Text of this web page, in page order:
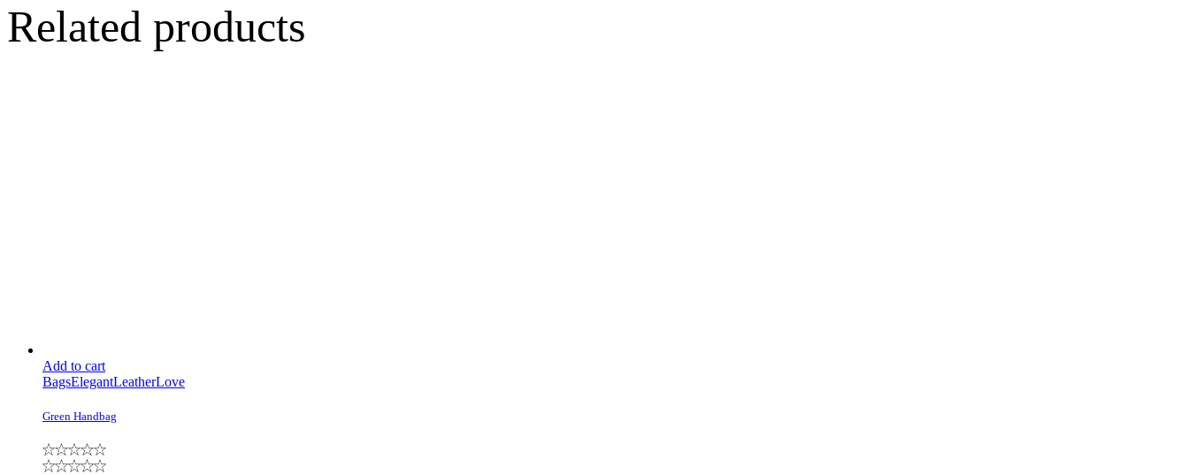
Related products
Add to cart
BagsElegantLeatherLove
Green Handbag